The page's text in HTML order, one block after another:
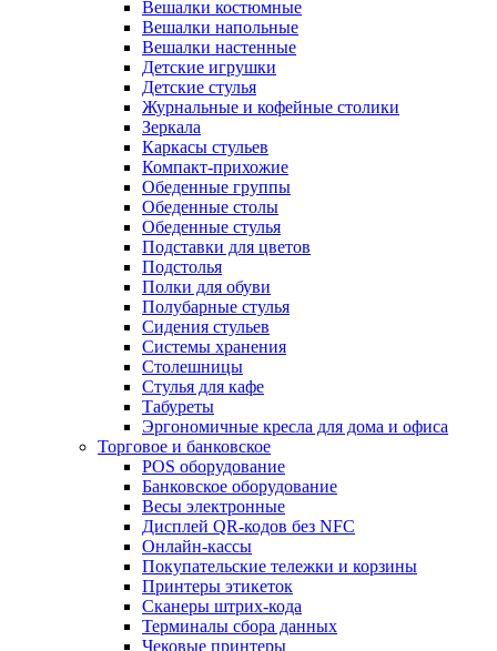
Вешалки костюмные
Вешалки напольные
Вешалки настенные
Детские игрушки
Детские стулья
Журнальные и кофейные столики
Зеркала
Каркасы стульев
Компакт-прихожие
Обеденные группы
Обеденные столы
Обеденные стулья
Подставки для цветов
Подстолья
Полки для обуви
Полубарные стулья
Сидения стульев
Системы хранения
Столешницы
Стулья для кафе
Табуреты
Эргономичные кресла для дома и офиса
Торговое и банковское
POS оборудование
Банковское оборудование
Весы электронные
Дисплей QR-кодов без NFC
Онлайн-кассы
Покупательские тележки и корзины
Принтеры этикеток
Сканеры штрих-кода
Терминалы сбора данных
Чековые принтеры